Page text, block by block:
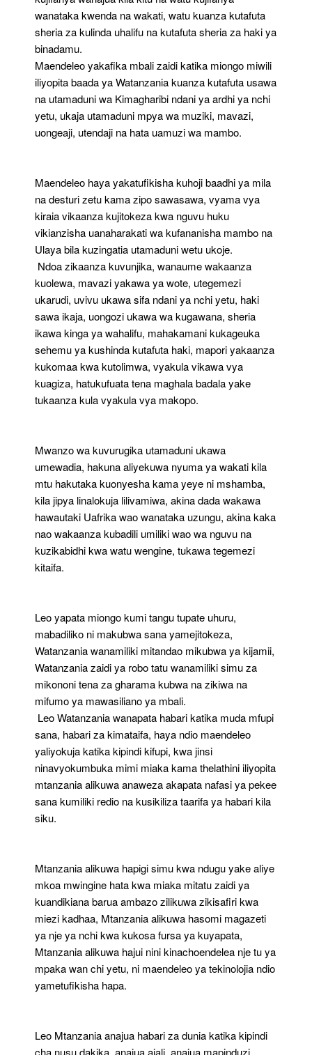
wanataka kwenda na wakati, watu kuanza kutafuta
sheria za kulinda uhalifu na kutafuta sheria za haki ya
binadamu.
Maendeleo yakafika mbali zaidi katika miongo miwili
iliyopita baada ya Watanzania kuanza kutafuta usawa
na utamaduni wa Kimagharibi ndani ya ardhi ya nchi
yetu, ukaja utamaduni mpya wa muziki, mavazi,
uongeaji, utendaji na hata uamuzi wa mambo.
Maendeleo haya yakatufikisha kuhoji baadhi ya mila
na desturi zetu kama zipo sawasawa, vyama vya
kiraia vikaanza kujitokeza kwa nguvu huku
vikianzisha uanaharakati wa kufananisha mambo na
Ulaya bila kuzingatia utamaduni wetu ukoje.
Ndoa zikaanza kuvunjika, wanaume wakaanza
kuolewa, mavazi yakawa ya wote, utegemezi
ukarudi, uvivu ukawa sifa ndani ya nchi yetu, haki
sawa ikaja, uongozi ukawa wa kugawana, sheria
ikawa kinga ya wahalifu, mahakamani kukageuka
sehemu ya kushinda kutafuta haki, mapori yakaanza
kukomaa kwa kutolimwa, vyakula vikawa vya
kuagiza, hatukufuata tena maghala badala yake
tukaanza kula vyakula vya makopo.
Mwanzo wa kuvurugika utamaduni ukawa
umewadia, hakuna aliyekuwa nyuma ya wakati kila
mtu hakutaka kuonyesha kama yeye ni mshamba,
kila jipya linalokuja lilivamiwa, akina dada wakawa
hawautaki Uafrika wao wanataka uzungu, akina kaka
nao wakaanza kubadili umiliki wao wa nguvu na
kuzikabidhi kwa watu wengine, tukawa tegemezi
kitaifa.
Leo yapata miongo kumi tangu tupate uhuru,
mabadiliko ni makubwa sana yamejitokeza,
Watanzania wanamiliki mitandao mikubwa ya kijamii,
Watanzania zaidi ya robo tatu wanamiliki simu za
mikononi tena za gharama kubwa na zikiwa na
mifumo ya mawasiliano ya mbali.
Leo Watanzania wanapata habari katika muda mfupi
sana, habari za kimataifa, haya ndio maendeleo
yaliyokuja katika kipindi kifupi, kwa jinsi
ninavyokumbuka mimi miaka kama thelathini iliyopita
mtanzania alikuwa anaweza akapata nafasi ya pekee
sana kumiliki redio na kusikiliza taarifa ya habari kila
siku.
Mtanzania alikuwa hapigi simu kwa ndugu yake aliye
mkoa mwingine hata kwa miaka mitatu zaidi ya
kuandikiana barua ambazo zilikuwa zikisafiri kwa
miezi kadhaa, Mtanzania alikuwa hasomi magazeti
ya nje ya nchi kwa kukosa fursa ya kuyapata,
Mtanzania alikuwa hajui nini kinachoendelea nje tu ya
mpaka wan chi yetu, ni maendeleo ya tekinolojia ndio
yametufikisha hapa.
Leo Mtanzania anajua habari za dunia katika kipindi
cha nusu dakika, anajua ajali, anajua mapinduzi,